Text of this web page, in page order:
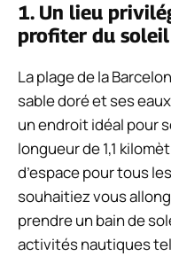
1. Un lieu
profiter du soleil
La plage de la
sable doré et ses
un endroit idéal pour
longueur de 1,1
d’espace pour tous
souhaitiez vous
prendre un bain de
activités nautiques